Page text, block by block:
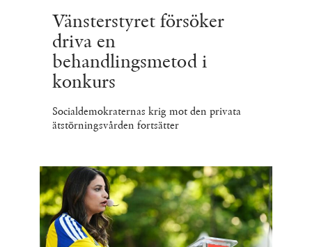
Vänsterstyret försöker
driva en
behandlingsmetod i
konkurs
Socialdemokraternas krig mot den privata
ätstörningsvården fortsätter